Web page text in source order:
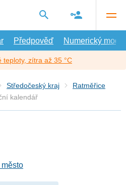
Předpověď Numerický model
teploty, zítra až 35 °C
Středočeský kraj
Ratměřice
kalendář